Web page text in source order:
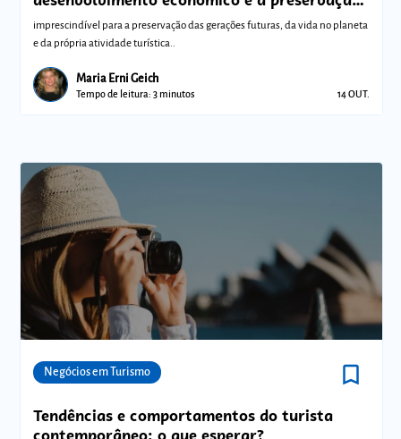
ambiental
imprescindível para a preservação das gerações futuras, da vida no planeta
e da própria atividade turística..
Maria Erni Geich
Tempo de leitura: 3 minutos 14 OUT.
Negócios em Turismo bookmark_border
Tendências e comportamentos do turista
contemporâneo: o que esperar?